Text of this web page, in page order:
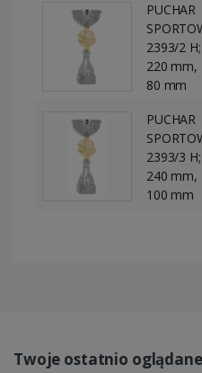
PUCHAR
2393/2 H;
220 mm,
80 mm
PUCHAR
2393/3 H;
240 mm,
100 mm
Twoje ostatnio